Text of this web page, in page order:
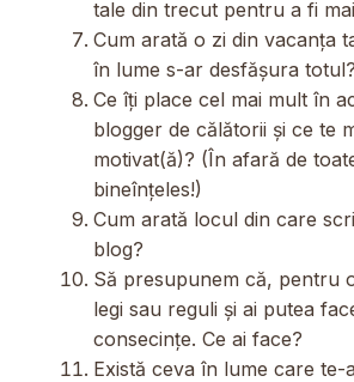
tale din trecut pentru a fi
Cum arată o zi din vacanța
în lume s-ar desfășura totul?
Ce îți place cel mai mult în
blogger de călătorii și ce te
motivat(ă)? (În afară de
bineînțeles!)
Cum arată locul din care
blog?
Să presupunem că, pentru
legi sau reguli și ai putea
consecințe. Ce ai face?
Există ceva în lume care te-